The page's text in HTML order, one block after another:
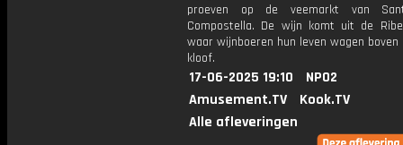
proeven op de veemarkt van
Compostella. De wijn komt uit de
waar wijnboeren hun leven wagen boven
kloof.
17-06-2025 19:10
NPO2
Amusement.TV
Kook.TV
Alle afleveringen